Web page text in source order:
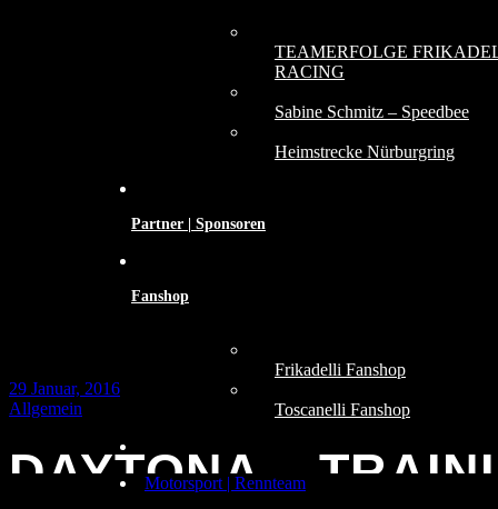
TEAMERFOLGE
RACING
Sabine Schmitz – Speedbee
Heimstrecke Nürburgring
Partner | Sponsoren
Fanshop
Frikadelli Fanshop
Toscanelli Fanshop
Motorsport | Rennteam
29 Januar, 2016
Allgemein
DAYTONA –